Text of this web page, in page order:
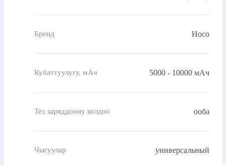
Бренд Hoco
Кубаттуулугу, мАч 5000 - 10000 мАч
Тез заряддоону колдоо ооба
Чыгуулар универсальный